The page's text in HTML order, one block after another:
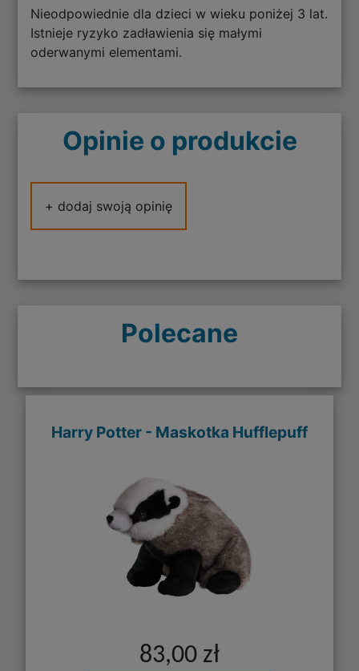
Nieodpowiednie dla dzieci w wieku poniżej 3 lat.
Istnieje ryzyko zadławienia się małymi
oderwanymi elementami.
Opinie o produkcie
+ dodaj swoją opinię
Polecane
Harry Potter - Maskotka Hufflepuff
83,00 zł